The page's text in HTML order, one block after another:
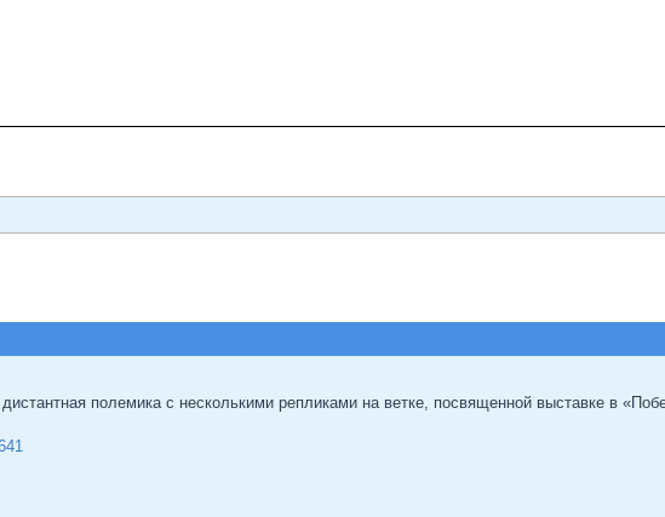
полемика с несколькими репликами на ветке, посвященной выставке в